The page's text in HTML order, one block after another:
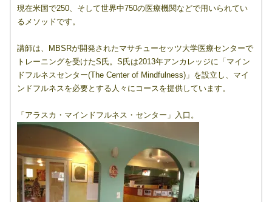
現在米国で250、そして世界中750の医療機関などで用いられてい
るメソッドです。
講師は、MBSRが開発されたマサチューセッツ大学医療センターで
トレーニングを受けたS氏。S氏は2013年アンカレッジに「マイン
ドフルネスセンター(The Center of Mindfulness)」を設立し、マイ
ンドフルネスを必要とする人々にコースを提供しています。
「アラスカ・マインドフルネス・センター」入口。